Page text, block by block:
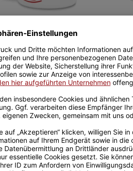
Sicherer Kauf Auf Rechnung